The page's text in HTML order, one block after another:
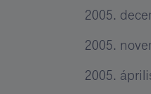
2005.
2005.
2005.